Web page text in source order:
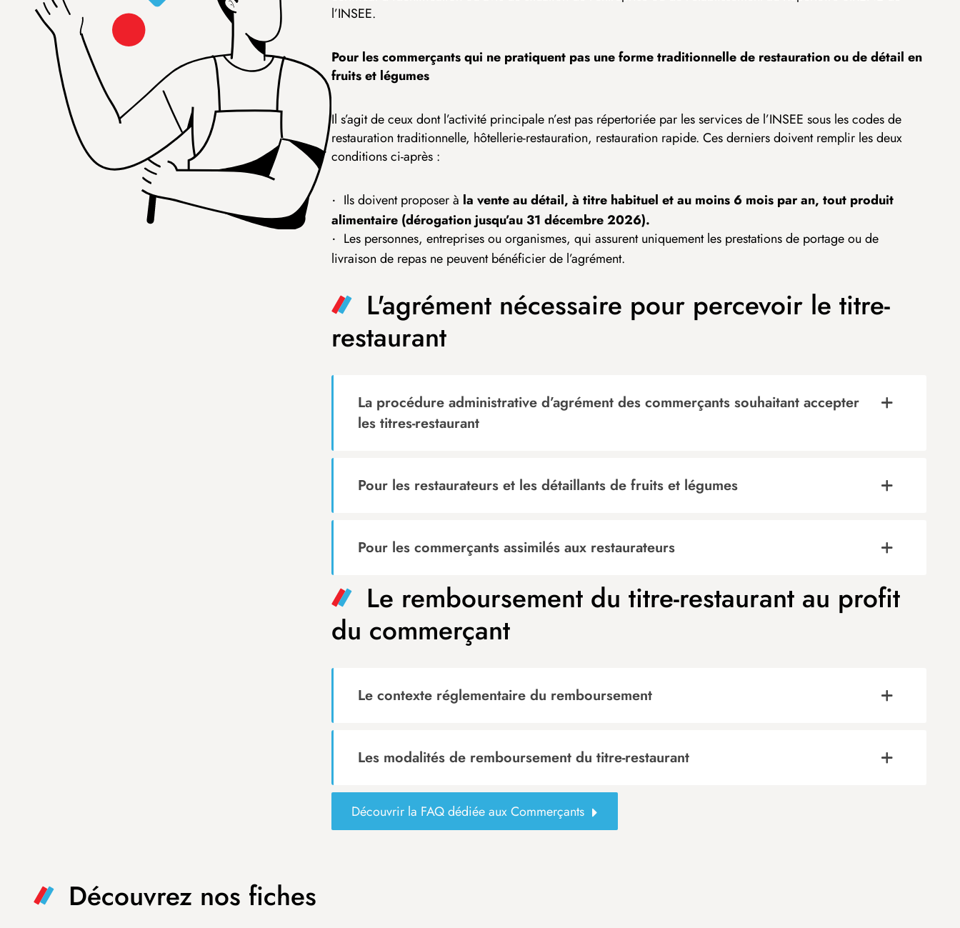
l’INSEE.
Pour les commerçants qui ne pratiquent pas une forme traditionnelle de restauration ou de détail en
fruits et légumes
Il s’agit de ceux dont l’activité principale n’est pas répertoriée par les services de l’INSEE sous les codes de
restauration traditionnelle, hôtellerie-restauration, restauration rapide. Ces derniers doivent remplir les deux
conditions ci-après :
Ils doivent proposer à la vente au détail, à titre habituel et au moins 6 mois par an, tout produit
alimentaire (dérogation jusqu’au 31 décembre 2026).
Les personnes, entreprises ou organismes, qui assurent uniquement les prestations de portage ou de
livraison de repas ne peuvent bénéficier de l’agrément.
L'agrément nécessaire pour percevoir le titre-
restaurant
La procédure administrative d’agrément des commerçants souhaitant accepter
les titres-restaurant
Pour les restaurateurs et les détaillants de fruits et légumes
Pour les commerçants assimilés aux restaurateurs
Le remboursement du titre-restaurant au profit
du commerçant
Le contexte réglementaire du remboursement
Les modalités de remboursement du titre-restaurant
Découvrir la FAQ dédiée aux Commerçants
Découvrez nos fiches